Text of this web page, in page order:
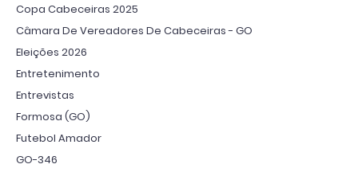
Copa Cabeceiras 2025
Câmara De Vereadores De Cabeceiras - GO
Eleições 2026
Entretenimento
Entrevistas
Formosa (GO)
Futebol Amador
GO-346